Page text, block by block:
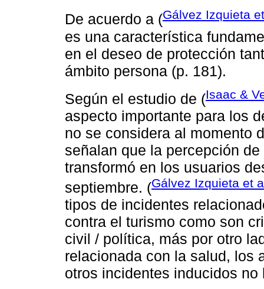
De acuerdo a (Gálvez Izquieta
es una característica
en el deseo de protección
ámbito persona (p. 181).
Según el estudio de (Isaac &
aspecto importante para los
no se considera al momento
señalan que la percepción
transformó en los usuarios
septiembre. (Gálvez Izquieta et
tipos de incidentes
contra el turismo como son
civil / política, más por otro
relacionada con la salud, los
otros incidentes inducidos no